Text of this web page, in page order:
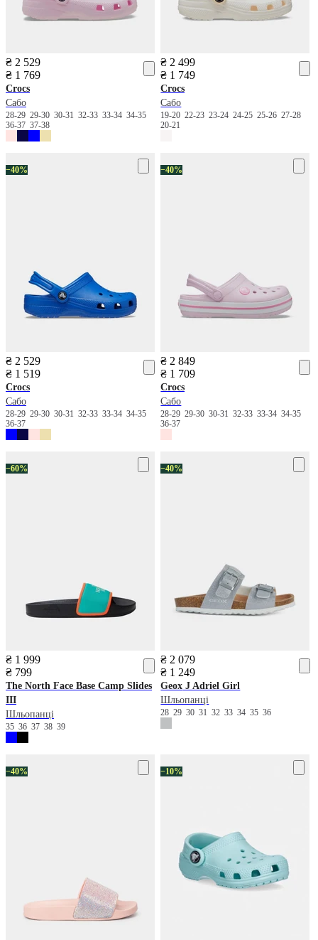
₴ 2 529
₴ 1 769
Crocs
Сабо
28-29 29-30 30-31 32-33 33-34 34-35
36-37 37-38
₴ 2 499
₴ 1 749
Crocs
Сабо
19-2022-2323-2424-2525-2627-28
20-21
−40%
₴ 2 529
₴ 1 519
Crocs
Сабо
28-29 29-30 30-31 32-33 33-34 34-35
36-37
−40%
₴ 2 849
₴ 1 709
Crocs
Сабо
28-2929-3030-3132-3333-3434-35
36-37
−60%
₴ 1 999
₴ 799
The North Face Base Camp Slides
III
Шльопанці
35 36 37 38 39
−40%
₴ 2 079
₴ 1 249
Geox J Adriel Girl
Шльопанці
282930313233343536
−40% −10%